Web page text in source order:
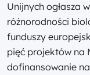
Unijnych ogłasza
różnorodności
funduszy
pięć projektów na
dofinansowanie